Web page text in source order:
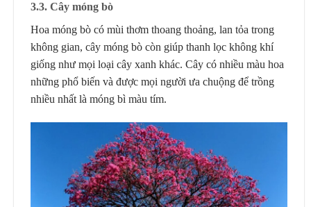
3.3. Cây móng bò
Hoa móng bò có mùi thơm thoang thoảng, lan tỏa trong
không gian, cây móng bò còn giúp thanh lọc không khí
giống như mọi loại cây xanh khác. Cây có nhiều màu hoa
những phổ biến và được mọi người ưa chuộng để trồng
nhiều nhất là móng bì màu tím.